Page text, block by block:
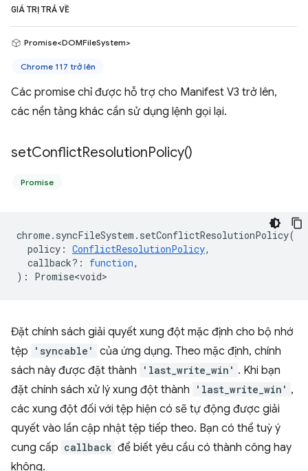
GIÁ TRỊ TRẢ VỀ
Promise<DOMFileSystem>
Chrome 117 trở lên
Các promise chỉ được hỗ trợ cho Manifest V3 trở lên,
các nền tảng khác cần sử dụng lệnh gọi lại.
setConflictResolutionPolicy()
Promise
chrome. syncFileSystem . setConflictResolutionPolicy(
policy : ConflictResolutionPolicy,
callback? : function,
) : Promise<void>
Đặt chính sách giải quyết xung đột mặc định cho bộ nhớ
tệp
'syncable'
của ứng dụng. Theo mặc định, chính
sách này được đặt thành
'last_write_win' . Khi bạn
đặt chính sách xử lý xung đột thành
'last_write_win' ,
các xung đột đối với tệp hiện có sẽ tự động được giải
quyết vào lần cập nhật tệp tiếp theo. Bạn có thể tuỳ ý
cung cấp callback để biết yêu cầu có thành công hay
không.